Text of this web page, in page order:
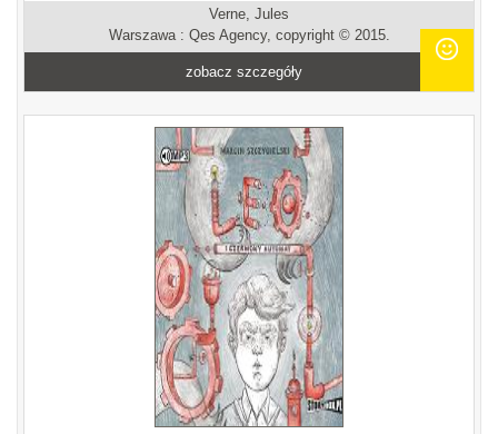
Verne, Jules
Warszawa : Qes Agency, copyright © 2015.
zobacz szczegóły